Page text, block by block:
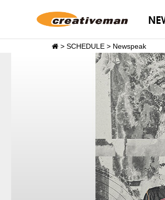
> SCHEDULE > Newspeak